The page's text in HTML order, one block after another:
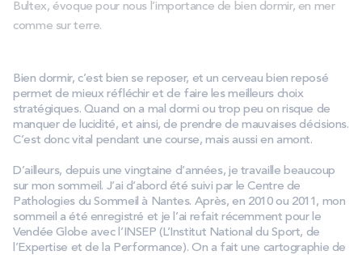
Storelocator
ContactMon compte
Bultex, évoque pour nous l’importance de bien dormir, en mer
comme sur terre.
Bien dormir, c’est bien se reposer, et un cerveau bien reposé
permet de mieux réfléchir et de faire les meilleurs choix
stratégiques. Quand on a mal dormi ou trop peu on risque de
manquer de lucidité, et ainsi, de prendre de mauvaises décisions.
C’est donc vital pendant une course, mais aussi en amont.
D’ailleurs, depuis une vingtaine d’années, je travaille beaucoup
sur mon sommeil. J’ai d’abord été suivi par le Centre de
Pathologies du Sommeil à Nantes. Après, en 2010 ou 2011, mon
sommeil a été enregistré et je l’ai refait récemment pour le
Vendée Globe avec l’INSEP (L’Institut National du Sport, de
l’Expertise et de la Performance). On a fait une cartographie de